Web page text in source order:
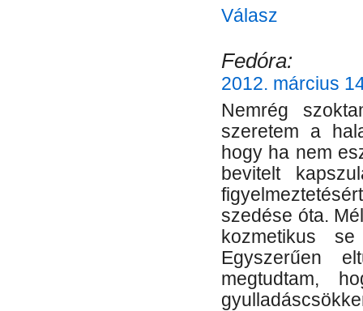
Válasz
Fedóra:
2012. március
Nemrég
szeretem a
hogy ha nem
bevitelt
szedése óta.
kozmetikus
Egyszerűen
megtudtam,